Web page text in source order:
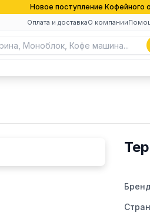
Новое поступление Кофейного
Оплата и доставкаО компании